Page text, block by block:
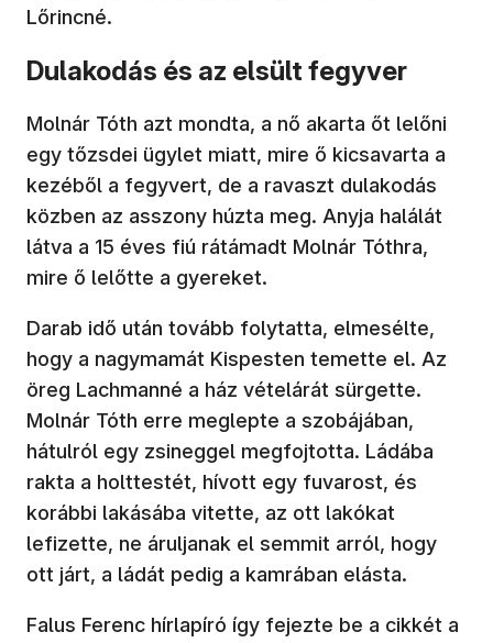
Lőrincné.
Dulakodás és az elsült fegyver
Molnár Tóth azt mondta, a nő akarta őt lelőni
egy tőzsdei ügylet miatt, mire ő kicsavarta a
kezéből a fegyvert, de a ravaszt dulakodás
közben az asszony húzta meg. Anyja halálát
látva a 15 éves fiú rátámadt Molnár Tóthra,
mire ő lelőtte a gyereket.
Darab idő után tovább folytatta, elmesélte,
hogy a nagymamát Kispesten temette el. Az
öreg Lachmanné a ház vételárát sürgette.
Molnár Tóth erre meglepte a szobájában,
hátulról egy zsineggel megfojtotta. Ládába
rakta a holttestét, hívott egy fuvarost, és
korábbi lakásába vitette, az ott lakókat
lefizette, ne áruljanak el semmit arról, hogy
ott járt, a ládát pedig a kamrában elásta.
Falus Ferenc hírlapíró így fejezte be a cikkét a